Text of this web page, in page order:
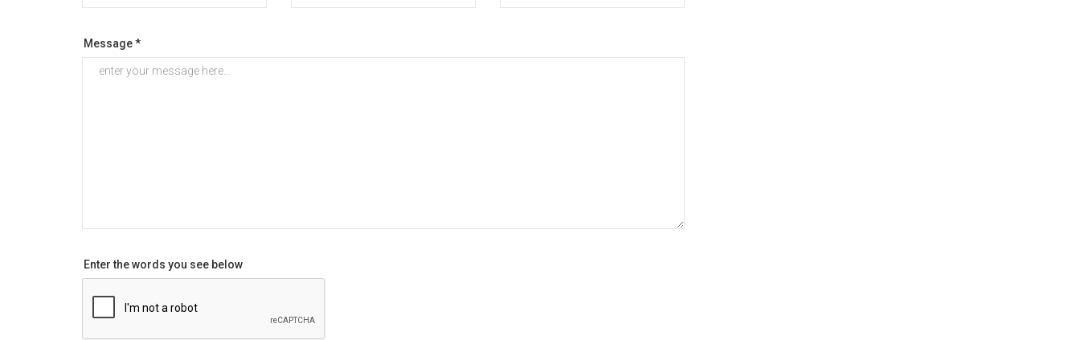
Message *
Enter the words you see below